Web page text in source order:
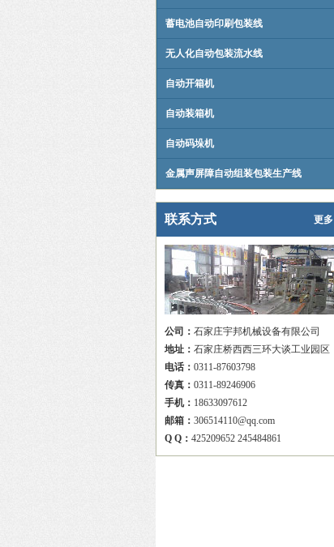
蓄电池自动印刷包装线
无人化自动包装流水线
自动开箱机
自动装箱机
自动码垛机
金属声屏障自动组装包装生产线
更多
联系方式
公司： 石家庄宇邦机械设备有限公司
地址： 石家庄桥西西三环大谈工业园区
电话： 0311-87603798
传真： 0311-89246906
手机： 18633097612
邮箱： 306514110@qq.com
Q Q： 425209652 245484861